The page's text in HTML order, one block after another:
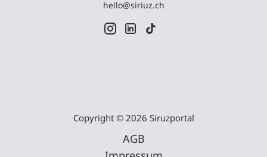
hello@siriuz.ch
Copyright © 2026 Siruzportal
AGB